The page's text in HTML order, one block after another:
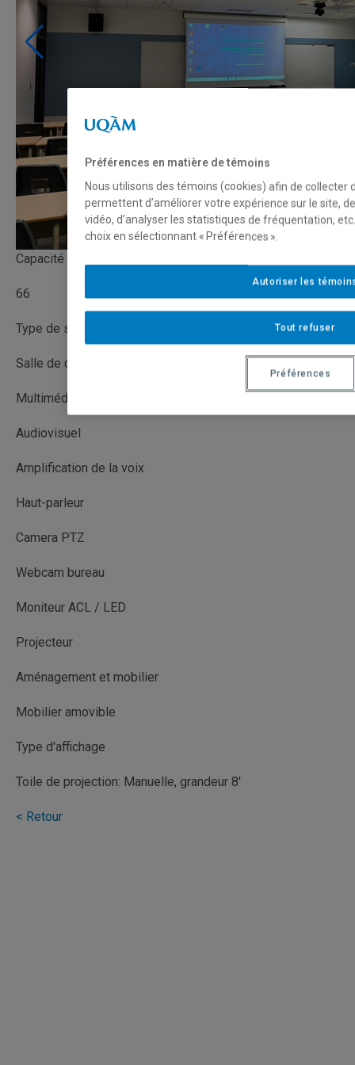
Capacité
66
Type de salle
Salle de cours
Multimédia avec captation (MMC)
Audiovisuel
Amplification de la voix
Haut-parleur
Camera PTZ
Webcam bureau
Moniteur ACL / LED
Projecteur
Aménagement et mobilier
Mobilier amovible
Type d'affichage
Toile de projection: Manuelle, grandeur 8'
< Retour
Préférences en matière de témoins
Nous utilisons des témoins (cookies) afin de collecter
permettent d’améliorer votre expérience sur le site,
vidéo, d’analyser les statistiques de fréquentation,
choix en sélectionnant « Préférences ».
Tout refuser
Autoriser les
Préférences